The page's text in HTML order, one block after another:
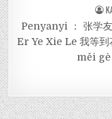
Penyanyi ： 张学
Er Ye Xie Le 我等到
měi